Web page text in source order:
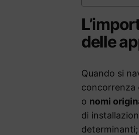
delle
Quando si
concorrenza
o nomi
di
determinanti;